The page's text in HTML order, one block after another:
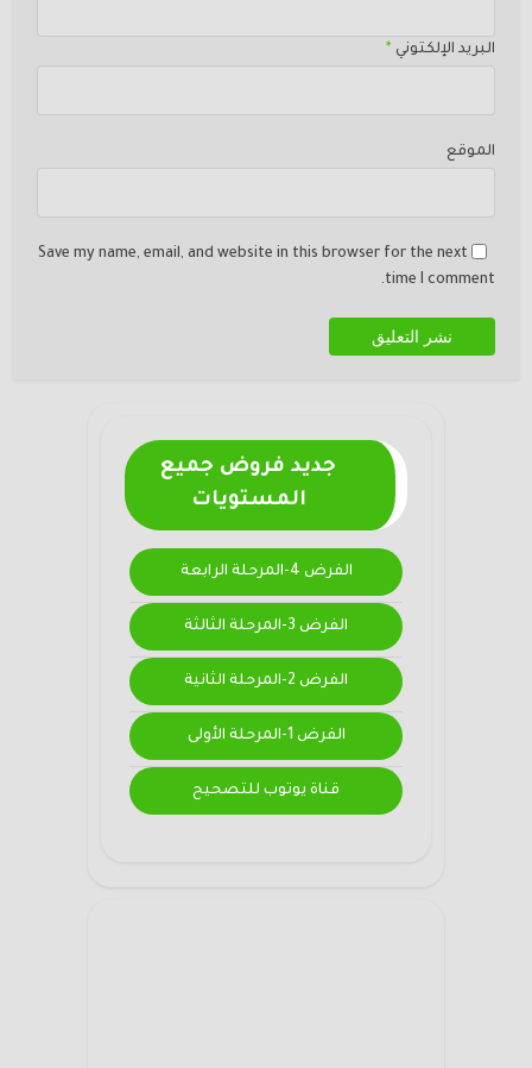
البريد الإلكتوني *
الموقع
Save my name, email, and website in this browser for the next
time I comment.
جديد فروض جميع
المستويات
الفرض 4-المرحلة الرابعة
الفرض 3-المرحلة الثالثة
الفرض 2-المرحلة الثانية
الفرض 1-المرحلة الأولى
قناة يوتوب للتصحيح